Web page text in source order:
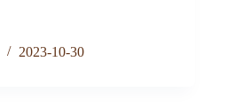
2023-10-30